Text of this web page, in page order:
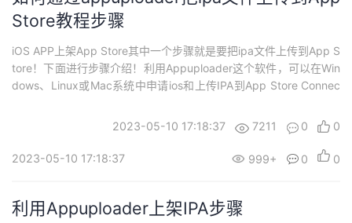
Store教程步骤​
iOS APP上架App Store其中一个步骤就是要把ipa文件上传到App S
tore！​下面进行步骤介绍！​利用Appuploader这个软件，可以在Win
dows、Linux或Mac系统中申请ios和上传IPA到App Store Connec
传ipa到App Store Connect后台。​Appup...
2023-05-10 17:18:37 7211 0 0
2023-05-10 17:18:37 999+ 0 0
利用Appuploader上架IPA步骤